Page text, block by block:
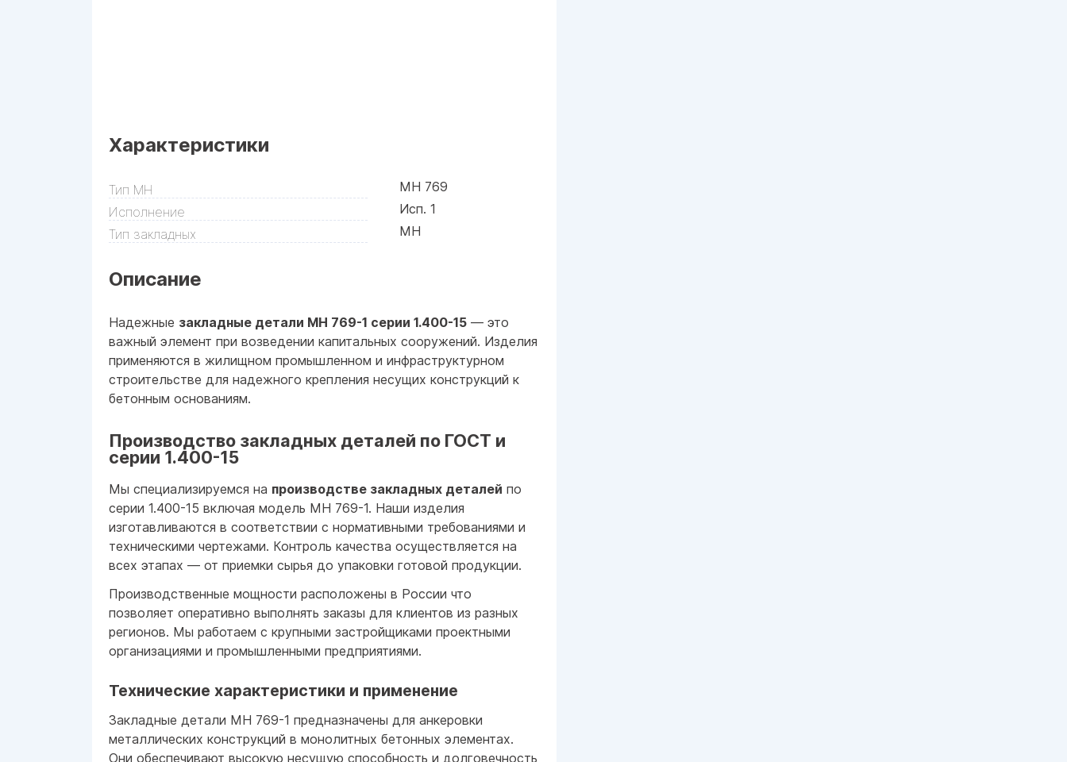
Характеристики
Тип МН
МН 769
Исполнение
Исп. 1
Тип закладных
МН
Описание
Надежные закладные детали МН 769-1 серии 1.400-15 — это
важный элемент при возведении капитальных сооружений. Изделия
применяются в жилищном промышленном и инфраструктурном
строительстве для надежного крепления несущих конструкций к
бетонным основаниям.
Производство закладных деталей по ГОСТ и
серии 1.400-15
Мы специализируемся на производстве закладных деталей по
серии 1.400-15 включая модель МН 769-1. Наши изделия
изготавливаются в соответствии с нормативными требованиями и
техническими чертежами. Контроль качества осуществляется на
всех этапах — от приемки сырья до упаковки готовой продукции.
Производственные мощности расположены в России что
позволяет оперативно выполнять заказы для клиентов из разных
регионов. Мы работаем с крупными застройщиками проектными
организациями и промышленными предприятиями.
Технические характеристики и применение
Закладные детали МН 769-1 предназначены для анкеровки
металлических конструкций в монолитных бетонных элементах.
Они обеспечивают высокую несущую способность и долговечность